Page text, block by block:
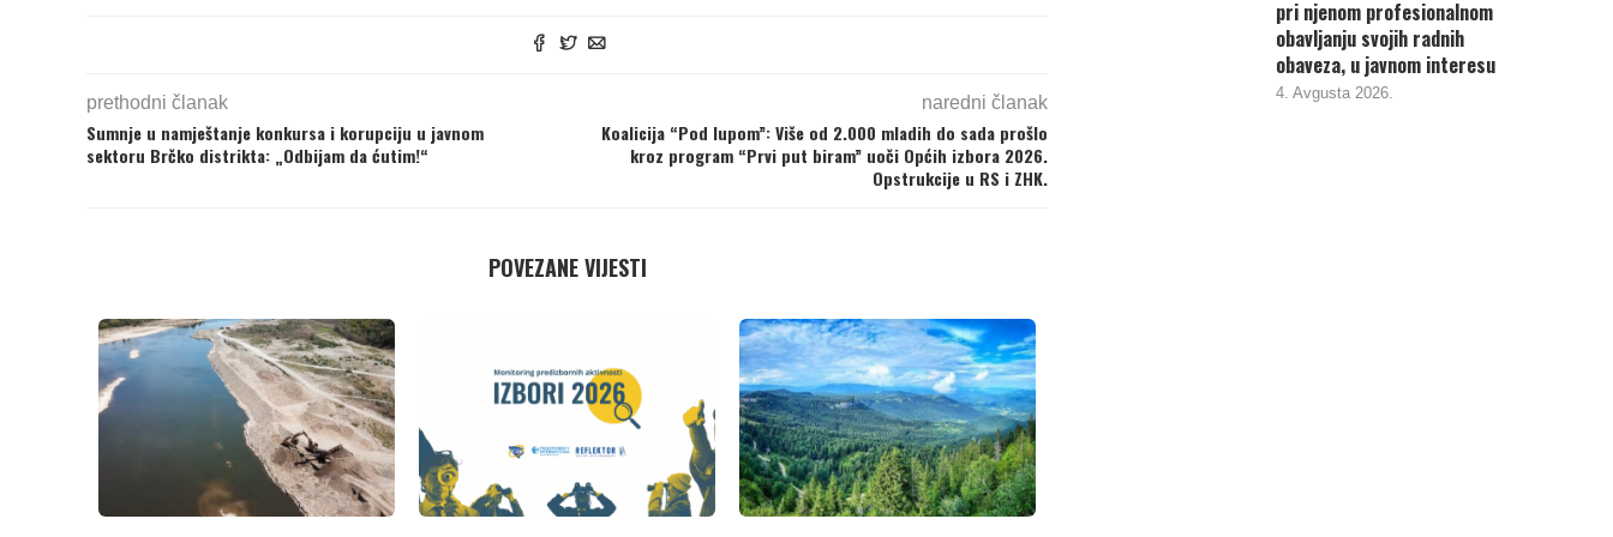
prethodni članak
Sumnje u namještanje konkursa i korupciju u javnom
sektoru Brčko distrikta: „Odbijam da ćutim!“
naredni članak
Koalicija “Pod lupom”: Više od 2.000 mladih do sada prošlo
kroz program “Prvi put biram” uoči Općih izbora 2026.
Opstrukcije u RS i ZHK.
POVEZANE VIJESTI
pri njenom profesionalnom
obavljanju svojih radnih
obaveza, u javnom interesu
4. Avgusta 2026.